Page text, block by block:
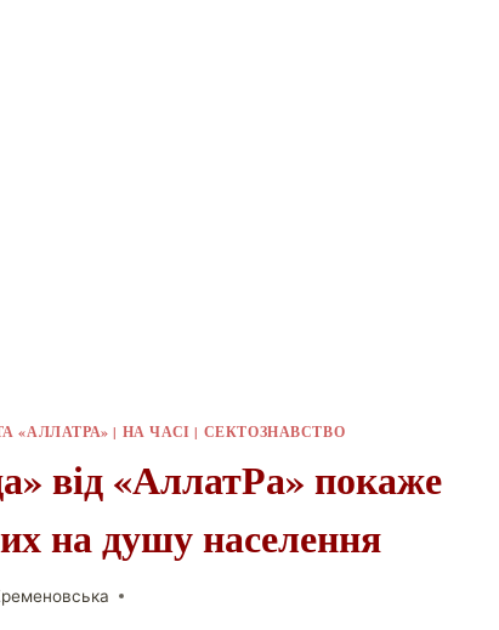
«АЛЛАТРА» | НА ЧАСІ | СЕКТОЗНАВСТВО
від «АллатРа» покаже
на душу населення